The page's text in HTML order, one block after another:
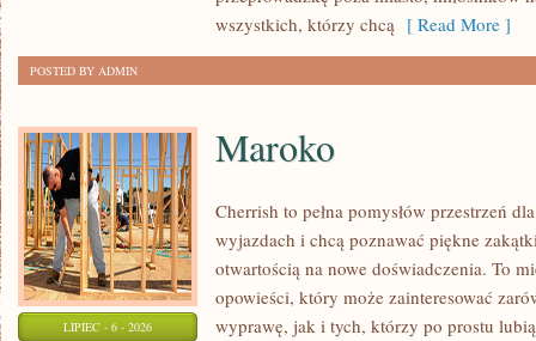
wszystkich, którzy chcą [ Read More ]
POSTED BY ADMIN
LIPIEC - 6 - 2026
Maroko
Cherrish to pełna pomysłów przestrzeń
wyjazdach i chcą poznawać piękne
otwartością na nowe doświadczenia. To
opowieści, który może zainteresować
wyprawę, jak i tych, którzy po prostu